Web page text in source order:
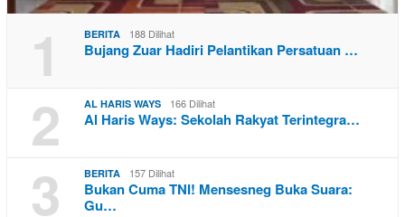
1 BERITA 188 Dilihat
Bujang Zuar Hadiri Pelantikan Persatuan …
2 AL HARIS WAYS 166 Dilihat
Al Haris Ways: Sekolah Rakyat Terintegra…
3 BERITA 157 Dilihat
Bukan Cuma TNI! Mensesneg Buka Suara:
Gu…